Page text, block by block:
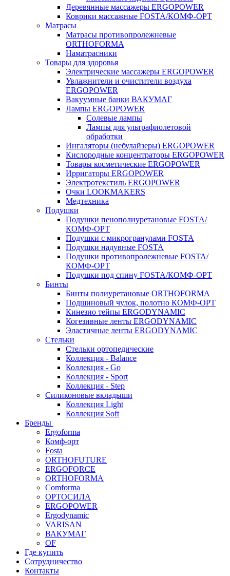
Деревянные массажеры ERGOPOWER
Коврики массажные FOSTA/КОМФ-ОРТ
Матрасы
Матрасы противопролежневые
ORTHOFORMA
Наматрасники
Товары для здоровья
Электрические массажеры ERGOPOWER
Увлажнители и очистители воздуха
ERGOPOWER
Вакуумные банки ВАКУМАГ
Лампы ERGOPOWER
Солевые лампы
Лампы для ультрафиолетовой
обработки
Ингаляторы (небулайзеры) ERGOPOWER
Кислородные концентраторы ERGOPOWER
Товары косметические ERGOPOWER
Ирригаторы ERGOPOWER
Электротекстиль ERGOPOWER
Очки LOOKMAKERS
Медтехника
Подушки
Подушки пенополиуретановые FOSTA/
КОМФ-ОРТ
Подушки с микрогранулами FOSTA
Подушки надувные FOSTA
Подушки противопролежневые FOSTA/
КОМФ-ОРТ
Подушки под спину FOSTA/КОМФ-ОРТ
Бинты
Бинты полиуретановые ORTHOFORMA
Подшиновый чулок, полотно КОМФ-ОРТ
Кинезио тейпы ERGODYNAMIC
Когезивные ленты ERGODYNAMIC
Эластичные ленты ERGODYNAMIC
Стельки
Стельки ортопедические
Коллекция - Balance
Коллекция - Go
Коллекция - Sport
Коллекция - Step
Силиконовые вкладыши
Коллекция Light
Коллекция Soft
Бренды
Ergoforma
Комф-орт
Fosta
ORTHOFUTURE
ERGOFORCE
ORTHOFORMA
Comforma
ОРТОСИЛА
ERGOPOWER
Ergodynamic
VARISAN
ВАКУМАГ
OF
Где купить
Сотрудничество
Контакты